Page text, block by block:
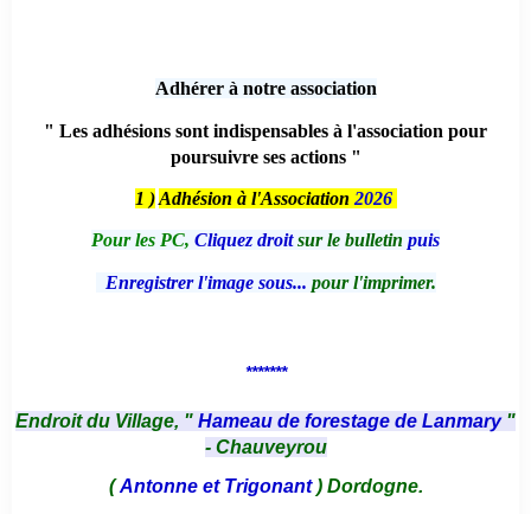
Adhérer à notre association
" Les adhésions sont indispensables à l'association pour
poursuivre ses actions "
1 ) Adhésion à l'Association 2026
Pour les PC, Cliquez droitsur le bulletin puis
Enregistrer l'image sous... pour l'imprimer.
*******
Endroit du Village, " Hameau de forestage de Lanmary "
- Chauveyrou
(Antonne et Trigonant) Dordogne.